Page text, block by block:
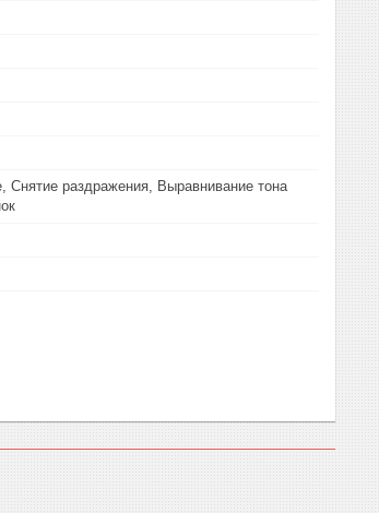
Снятие раздражения, Выравнивание тона